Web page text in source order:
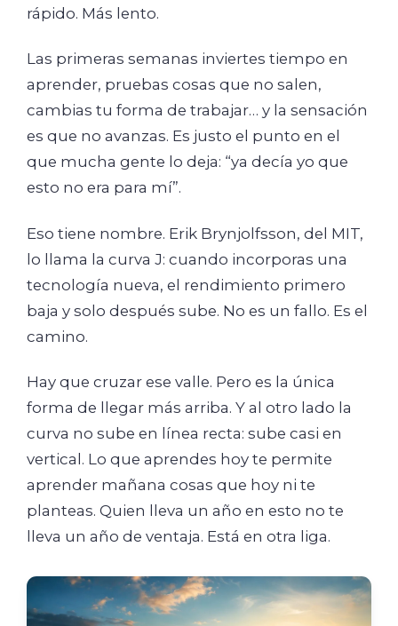
rápido. Más lento.
Las primeras semanas inviertes tiempo en
aprender, pruebas cosas que no salen,
cambias tu forma de trabajar… y la sensación
es que no avanzas. Es justo el punto en el
que mucha gente lo deja: “ya decía yo que
esto no era para mí”.
Eso tiene nombre. Erik Brynjolfsson, del MIT,
lo llama la curva J: cuando incorporas una
tecnología nueva, el rendimiento primero
baja y solo después sube. No es un fallo. Es el
camino.
Hay que cruzar ese valle. Pero es la única
forma de llegar más arriba. Y al otro lado la
curva no sube en línea recta: sube casi en
vertical. Lo que aprendes hoy te permite
aprender mañana cosas que hoy ni te
planteas. Quien lleva un año en esto no te
lleva un año de ventaja. Está en otra liga.